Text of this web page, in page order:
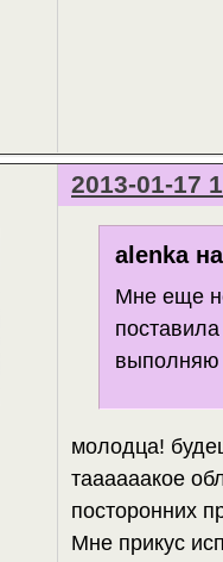
2013-01-17
alenka
Мне еще
выполняю
молодца!
таааааакое
посторонних
Мне прикус